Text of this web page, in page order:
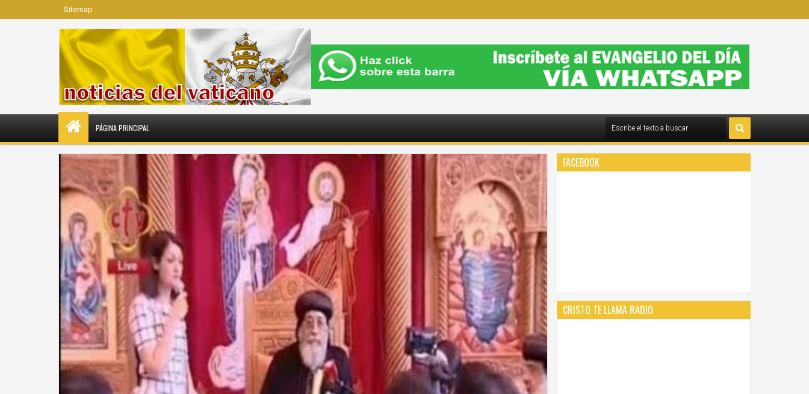
Sitemap
PÁGINA PRINCIPAL
FACEBOOK
CRISTO TE LLAMA RADIO